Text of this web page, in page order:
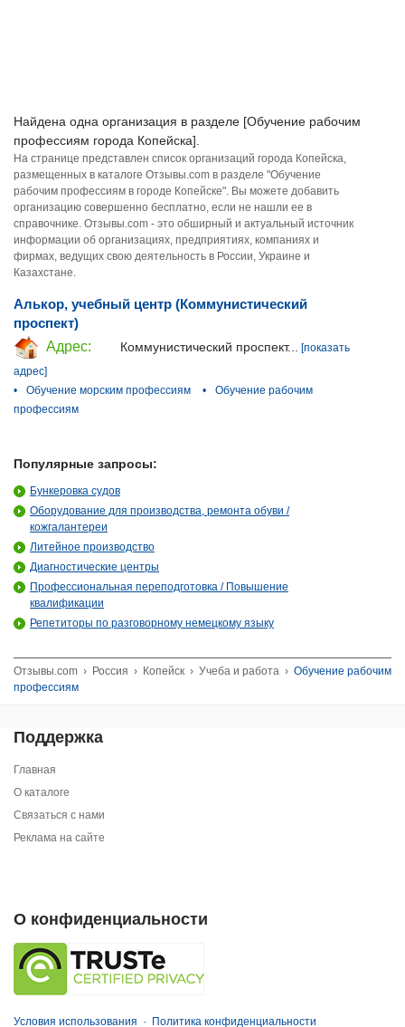
Найдена одна организация в разделе [Обучение рабочим
профессиям города Копейска].
На странице представлен список организаций города Копейска,
размещенных в каталоге Отзывы.com в разделе "Обучение
рабочим профессиям в городе Копейске". Вы можете добавить
организацию совершенно бесплатно, если не нашли ее в
справочнике. Отзывы.com - это обширный и актуальный источник
информации об организациях, предприятиях, компаниях и
фирмах, ведущих свою деятельность в России, Украине и
Казахстане.
Алькор, учебный центр (Коммунистический
проспект)
Адрес:
Коммунистический проспект...
[показать
адрес]
•
Обучение морским профессиям •
Обучение рабочим
профессиям
Популярные запросы:
Бункеровка судов
Оборудование для производства, ремонта обуви /
кожгалантереи
Литейное производство
Диагностические центры
Профессиональная переподготовка / Повышение
квалификации
Репетиторы по разговорному немецкому языку
Отзывы.com › Россия › Копейск › Учеба и работа › Обучение рабочим
профессиям
Поддержка
Главная
О каталоге
Связаться с нами
Реклама на сайте
О конфиденциальности
Условия использования · Политика конфиденциальности